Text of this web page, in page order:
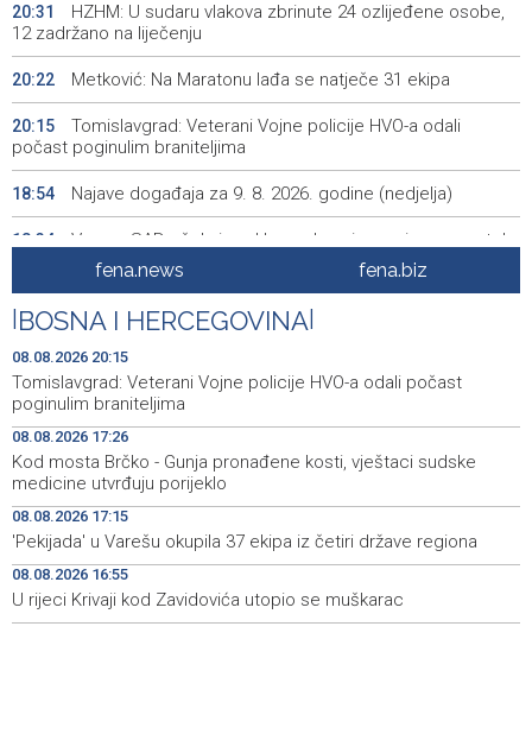
20:31
HZHM: U sudaru vlakova zbrinute 24 ozlijeđene osobe,
12 zadržano na liječenju
20:22 Metković: Na Maratonu lađa se natječe 31 ekipa
20:15
Tomislavgrad: Veterani Vojne policije HVO-a odali
počast poginulim braniteljima
18:54 Najave događaja za 9. 8. 2026. godine (nedjelja)
18:34
Vance: SAD očekuje od Irana da osigura siguran protok
nafte kroz Hormuški moreuz
18:21
Iranski šef sigurnosti: Hormuški moreuz će ostati
zatvoren dok SAD ne ispuni zahtjeve Teherana
18:09
Iran 'vrlo blizu' dogovora s Omanom o novoj Hormuškoj
brodskoj ruti
18:05
Koncertom Marije Šerifović večeras se zatvara
manifestacija 'Dani dijaspore Travnik 2026'
17:26
Kod mosta Brčko - Gunja pronađene kosti, vještaci
sudske medicine utvrđuju porijeklo
17:15
'Pekijada' u Varešu okupila 37 ekipa iz četiri države
regiona
fena.news fena.biz
BOSNA I HERCEGOVINA
08.08.2026 20:15
Tomislavgrad: Veterani Vojne policije HVO-a odali počast
poginulim braniteljima
08.08.2026 17:26
Kod mosta Brčko - Gunja pronađene kosti, vještaci sudske
medicine utvrđuju porijeklo
08.08.2026 17:15
'Pekijada' u Varešu okupila 37 ekipa iz četiri države regiona
08.08.2026 16:55
U rijeci Krivaji kod Zavidovića utopio se muškarac